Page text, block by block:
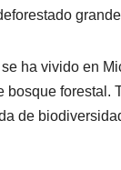
ha vivido en
bosque forestal.
de